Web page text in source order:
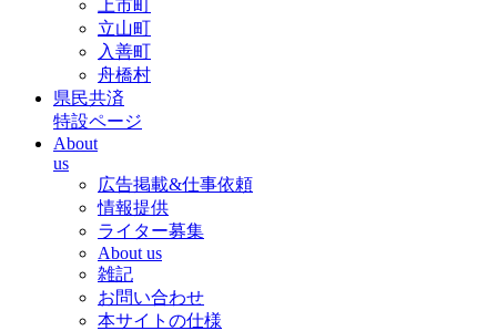
上市町
立山町
入善町
舟橋村
県民共済
特設ページ
About
us
広告掲載&仕事依頼
情報提供
ライター募集
About us
雑記
お問い合わせ
本サイトの仕様